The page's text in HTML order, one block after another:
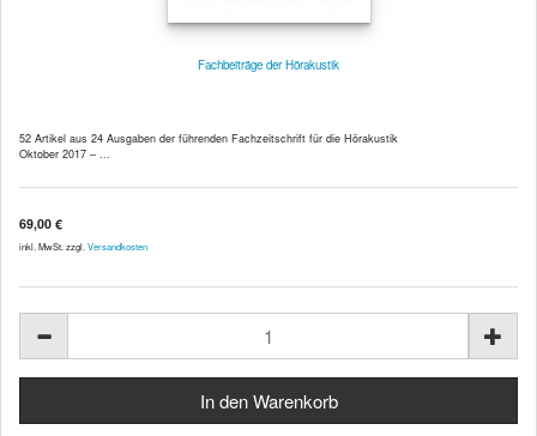
Fachbeiträge der Hörakustik
52 Artikel aus 24 Ausgaben der führenden Fachzeitschrift für die Hörakustik
Oktober 2017 – ...
69,00 €
inkl. MwSt. zzgl. Versandkosten